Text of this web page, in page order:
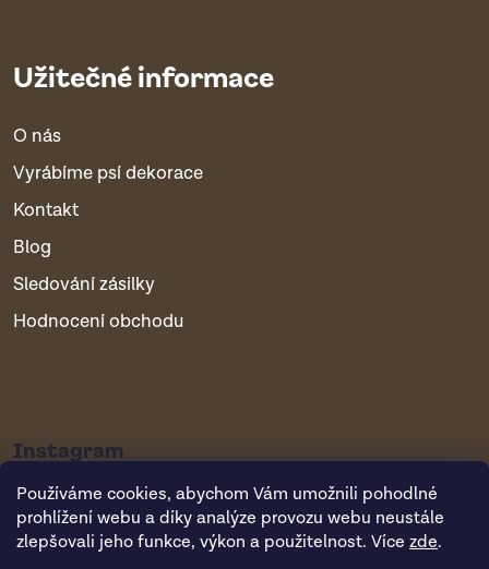
Používáme cookies, abychom Vám umožnili pohodlné
prohlížení webu a díky analýze provozu webu neustále
zlepšovali jeho funkce, výkon a použitelnost. Více zde.
Užitečné informace
O nás
Vyrábíme psí dekorace
Kontakt
Blog
Sledování zásilky
Hodnocení obchodu
Instagram